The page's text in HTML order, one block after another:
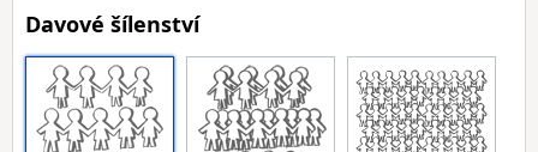
Davové šílenství